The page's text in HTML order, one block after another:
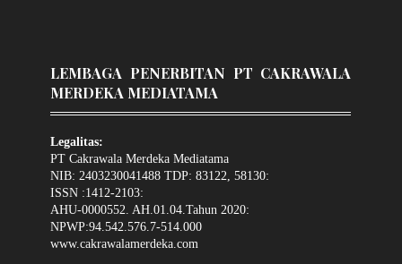
LEMBAGA PENERBITAN PT CAKRAWALA
MERDEKA MEDIATAMA
Legalitas:
PT Cakrawala Merdeka Mediatama
NIB: 2403230041488 TDP: 83122, 58130:
ISSN :1412-2103:
AHU-0000552. AH.01.04.Tahun 2020:
NPWP:94.542.576.7-514.000
www.cakrawalamerdeka.com